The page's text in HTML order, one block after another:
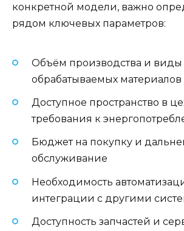
конкретной модели, важно
рядом ключевых параметров:
Объём производства и виды
обрабатываемых материалов
Доступное пространство в
требования к
Бюджет на покупку и
обслуживание
Необходимость
интеграции с другими
Доступность запчастей и